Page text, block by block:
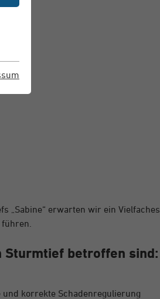
„Sabine“ erwarten wir ein Vielfaches
Sturmtief betroffen sind:
und korrekte Schadenregulierung